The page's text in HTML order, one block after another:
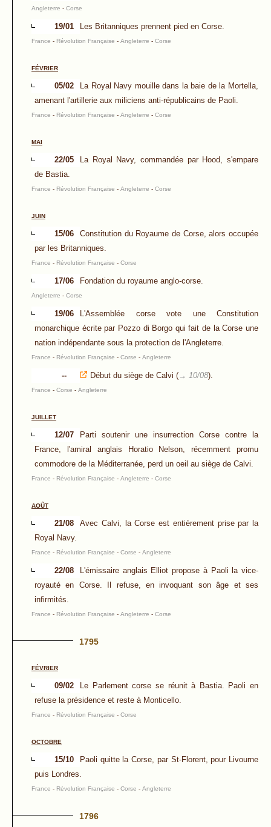
Angleterre - Corse
19/01 Les Britanniques prennent pied en Corse.
France - Révolution Française - Angleterre - Corse
FÉVRIER
05/02
La Royal Navy mouille dans la baie de la Mortella,
amenant l'artillerie aux miliciens anti-républicains de Paoli.
France - Révolution Française - Angleterre - Corse
MAI
22/05
La Royal Navy, commandée par Hood, s'empare
de Bastia.
France - Révolution Française - Angleterre - Corse
JUIN
15/06
Constitution du Royaume de Corse, alors occupée
par les Britanniques.
France - Révolution Française - Corse
17/06 Fondation du royaume anglo-corse.
Angleterre - Corse
19/06
L'Assemblée corse vote une Constitution
monarchique écrite par Pozzo di Borgo qui fait de la Corse une
nation indépendante sous la protection de l'Angleterre.
France - Révolution Française - Corse - Angleterre
-- Début du siège de Calvi (→ 10/08).
France - Corse - Angleterre
JUILLET
12/07
Parti soutenir une insurrection Corse contre la
France, l'amiral anglais Horatio Nelson, récemment promu
commodore de la Méditerranée, perd un oeil au siège de Calvi.
France - Révolution Française - Angleterre - Corse
AOÛT
21/08
Avec Calvi, la Corse est entièrement prise par la
Royal Navy.
France - Révolution Française - Corse - Angleterre
22/08
L'émissaire anglais Elliot propose à Paoli la vice-
royauté en Corse. Il refuse, en invoquant son âge et ses
infirmités.
France - Révolution Française - Angleterre - Corse
1795
FÉVRIER
09/02
Le Parlement corse se réunit à Bastia. Paoli en
refuse la présidence et reste à Monticello.
France - Révolution Française - Corse
OCTOBRE
15/10
Paoli quitte la Corse, par St-Florent, pour Livourne
puis Londres.
France - Révolution Française - Corse - Angleterre
1796